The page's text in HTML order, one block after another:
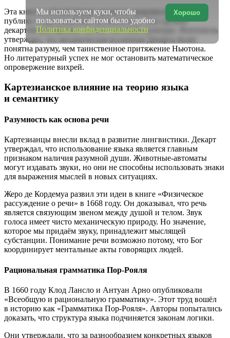
Эта книга в лёгкой форме диалогов знакомила широкую
публику с картезианской космологией. Она сделала
декартовскую физику частью светской культуры. Фонтенель
утверждал, что механическая вселенная Декарта более
понятна разуму, чем таинственное притяжение Ньютона.
Но литературный успех не мог остановить математическое
опровержение вихрей.
Картезианское влияние на теорию языка
и семантику
Разумность как основа речи
Картезианцы внесли вклад в развитие лингвистики. Декарт
утверждал, что использование языка является главным
признаком наличия разумной души. Животные-автоматы
могут издавать звуки, но они не способны использовать знаки
для выражения мыслей в новых ситуациях.
Жеро де Кордемуа развил эти идеи в книге «Физическое
рассуждение о речи» в 1668 году. Он доказывал, что речь
является связующим звеном между душой и телом. Звук
голоса имеет чисто механическую природу. Но значение,
которое мы придаём звуку, принадлежит мыслящей
субстанции. Понимание речи возможно потому, что Бог
координирует ментальные акты говорящих людей.
Рациональная грамматика Пор-Рояля
В 1660 году Клод Лансло и Антуан Арно опубликовали
«Всеобщую и рациональную грамматику». Этот труд вошёл
в историю как «Грамматика Пор-Рояля». Авторы попытались
доказать, что структура языка подчиняется законам логики.
Они утверждали, что за разнообразием конкретных языков
Хорошо
Мы используем куки, чтобы
пользоваться сайтом было удобно
Политика конфиденциальности